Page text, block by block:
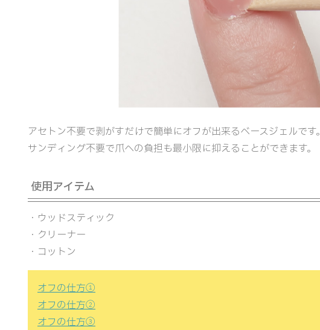
アセトン不要で剥がすだけで簡単にオフが出来るベースジェルです。
サンディング不要で爪への負担も最小限に抑えることができます。
使用アイテム
・ウッドスティック
・クリーナー
・コットン
オフの仕方①
オフの仕方②
オフの仕方③